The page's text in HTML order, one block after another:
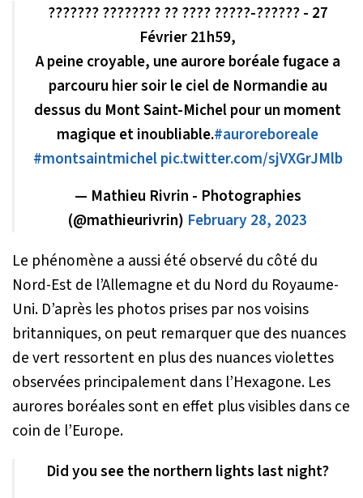
??????? ???????? ?? ???? ?????-?????? - 27
Février 21h59,
A peine croyable, une aurore boréale fugace a
parcouru hier soir le ciel de Normandie au
dessus du Mont Saint-Michel pour un moment
magique et inoubliable.#auroreboreale
#montsaintmichelpic.twitter.com/sjVXGrJMlb
— Mathieu Rivrin - Photographies
(@mathieurivrin) February 28, 2023
Le phénomène a aussi été observé du côté du
Nord-Est de l’Allemagne et du Nord du Royaume-
Uni. D’après les photos prises par nos voisins
britanniques, on peut remarquer que des nuances
de vert ressortent en plus des nuances violettes
observées principalement dans l’Hexagone. Les
aurores boréales sont en effet plus visibles dans ce
coin de l’Europe.
Did you see the northern lights last night?